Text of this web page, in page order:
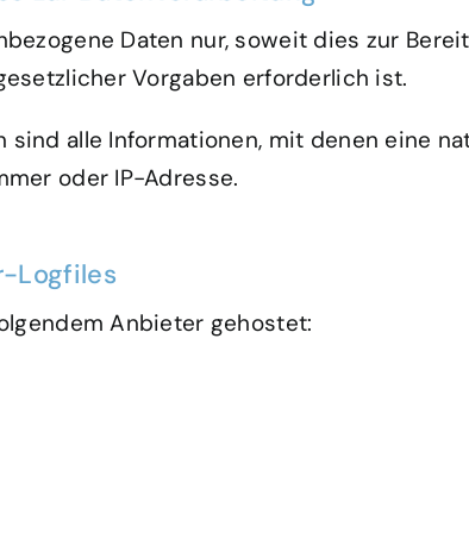
Daten nur, soweit dies zur
Vorgaben erforderlich ist.
sind alle Informationen, mit denen eine
oder IP-Adresse.
Logfiles
Anbieter gehostet: